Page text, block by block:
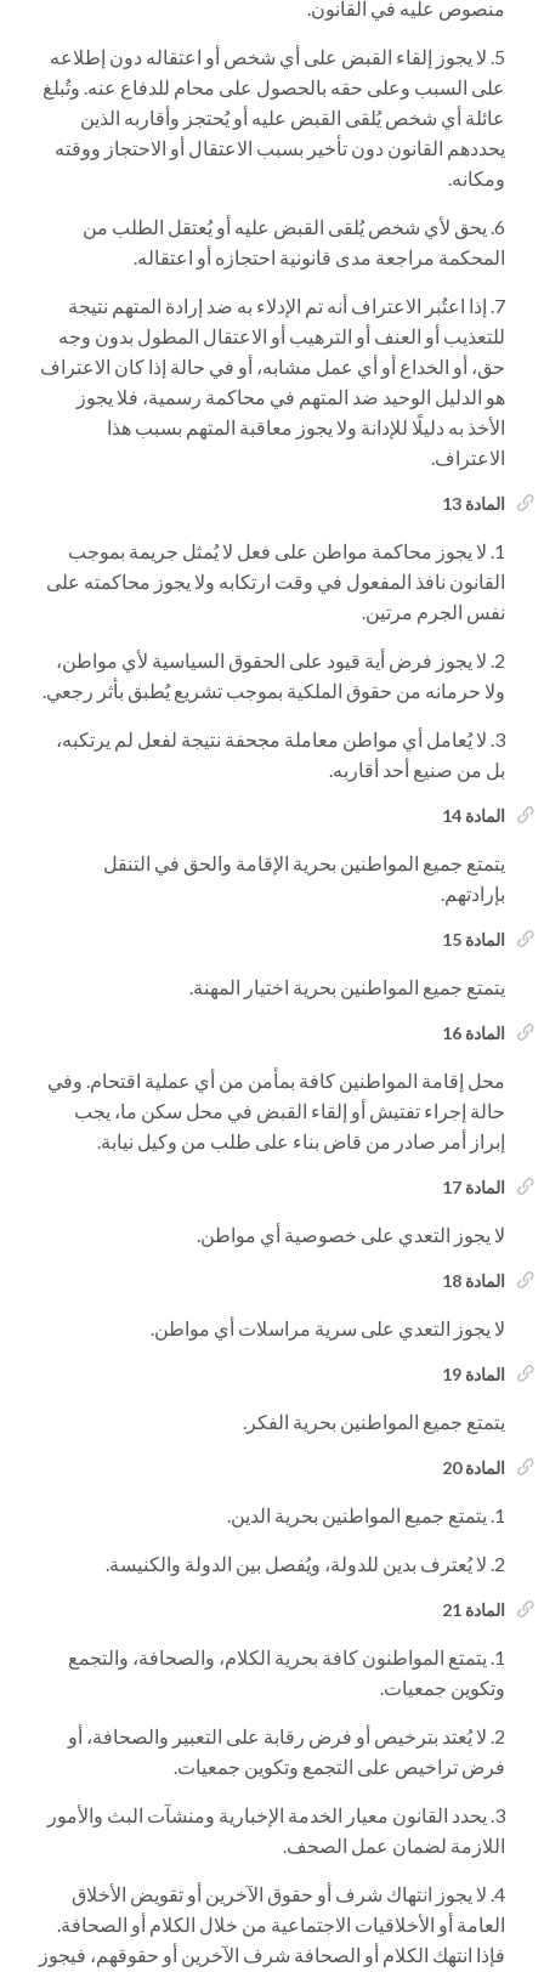
منصوص عليه في القانون.
لا يجوز إلقاء القبض على أي شخص أو اعتقاله دون إطلاعه
على السبب وعلى حقه بالحصول على محام للدفاع عنه. وتُبلغ
عائلة أي شخص يُلقى القبض عليه أو يُحتجز وأقاربه الذين
يحددهم القانون دون تأخير بسبب الاعتقال أو الاحتجاز ووقته
ومكانه.
يحق لأي شخص يُلقى القبض عليه أو يُعتقل الطلب من
المحكمة مراجعة مدى قانونية احتجازه أو اعتقاله.
إذا اعتُبر الاعتراف أنه تم الإدلاء به ضد إرادة المتهم نتيجة
للتعذيب أو العنف أو الترهيب أو الاعتقال المطول بدون وجه
حق، أو الخداع أو أي عمل مشابه، أو في حالة إذا كان الاعتراف
هو الدليل الوحيد ضد المتهم في محاكمة رسمية، فلا يجوز
الأخذ به دليلًا للإدانة ولا يجوز معاقبة المتهم بسبب هذا
الاعتراف.
المادة 13
لا يجوز محاكمة مواطن على فعل لا يُمثل جريمة بموجب
القانون نافذ المفعول في وقت ارتكابه ولا يجوز محاكمته على
نفس الجرم مرتين.
لا يجوز فرض أية قيود على الحقوق السياسية لأي مواطن،
ولا حرمانه من حقوق الملكية بموجب تشريع يُطبق بأثر رجعي.
لا يُعامل أي مواطن معاملة مجحفة نتيجة لفعل لم يرتكبه،
بل من صنيع أحد أقاربه.
المادة 14
يتمتع جميع المواطنين بحرية الإقامة والحق في التنقل
بإرادتهم.
المادة 15
يتمتع جميع المواطنين بحرية اختيار المهنة.
المادة 16
محل إقامة المواطنين كافة بمأمن من أي عملية اقتحام. وفي
حالة إجراء تفتيش أو إلقاء القبض في محل سكن ما، يجب
إبراز أمر صادر من قاض بناء على طلب من وكيل نيابة.
المادة 17
لا يجوز التعدي على خصوصية أي مواطن.
المادة 18
لا يجوز التعدي على سرية مراسلات أي مواطن.
المادة 19
يتمتع جميع المواطنين بحرية الفكر.
المادة 20
يتمتع جميع المواطنين بحرية الدين.
لا يُعترف بدين للدولة، ويُفصل بين الدولة والكنيسة.
المادة 21
يتمتع المواطنون كافة بحرية الكلام، والصحافة، والتجمع
وتكوين جمعيات.
لا يُعتد بترخيص أو فرض رقابة على التعبير والصحافة، أو
فرض تراخيص على التجمع وتكوين جمعيات.
يحدد القانون معيار الخدمة الإخبارية ومنشآت البث والأمور
اللازمة لضمان عمل الصحف.
لا يجوز انتهاك شرف أو حقوق الآخرين أو تقويض الأخلاق
العامة أو الأخلاقيات الاجتماعية من خلال الكلام أو الصحافة.
فإذا انتهك الكلام أو الصحافة شرف الآخرين أو حقوقهم، فيجوز